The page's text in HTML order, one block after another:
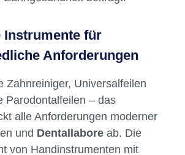
harte und weiche Beläge
Gerade im Bereich der
sind diese Instrumente
Wurzeloberflächen und
was langfristig zur
Zahngesundheit beiträgt.